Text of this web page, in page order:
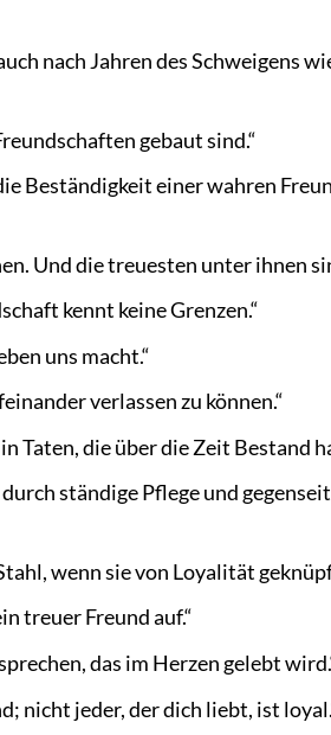
nach Jahren des Schweigens
gebaut sind.“
Beständigkeit einer wahren
Und die treuesten unter ihnen
kennt keine Grenzen.“
uns macht.“
verlassen zu können.“
Taten, die über die Zeit Bestand
ständige Pflege und
wenn sie von Loyalität
treuer Freund auf.“
das im Herzen gelebt
nicht jeder, der dich liebt, ist